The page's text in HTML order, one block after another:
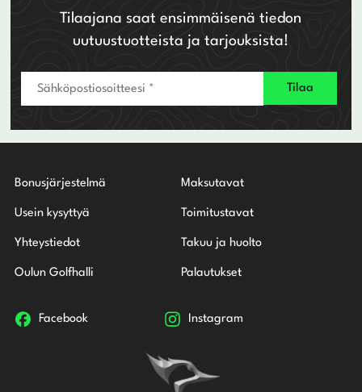
Tilaajana saat ensimmäisenä tiedon
uutuustuotteista ja tarjouksista!
Bonusjärjestelmä
Usein kysyttyä
Yhteystiedot
Oulun Golfhalli
Maksutavat
Toimitustavat
Takuu ja huolto
Palautukset
Facebook Instagram